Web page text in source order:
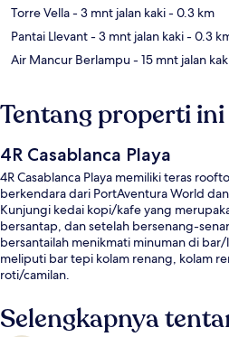
Torre Vella- 3 mnt jalan kaki- 0.3 km
Pantai Llevant- 3 mnt jalan kaki- 0.3
Air Mancur Berlampu- 15 mnt jalan
Tentang properti ini
4R Casablanca Playa
4R Casablanca Playa memiliki teras
berkendara dari PortAventura World
Kunjungi kedai kopi/kafe yang
bersantap, dan setelah bersenang-
bersantailah menikmati minuman di
meliputi bar tepi kolam renang, kolam
roti/camilan.
Selengkapnya